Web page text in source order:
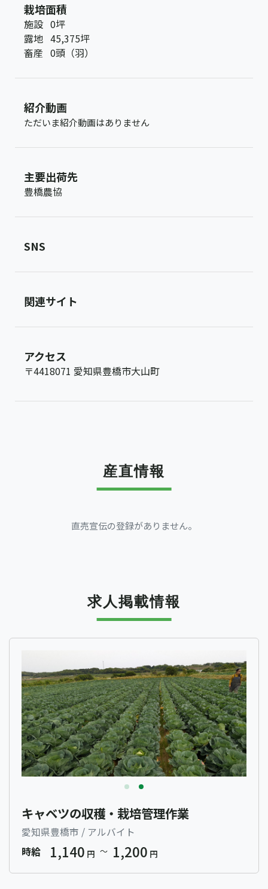
栽培面積
施設 0坪
露地 45,375坪
畜産 0頭（羽）
紹介動画
ただいま紹介動画はありません
主要出荷先
豊橋農協
SNS
関連サイト
アクセス
〒4418071 愛知県豊橋市大山町
産直情報
直売宣伝の登録がありません。
求人掲載情報
キャベツの収穫・栽培管理作業
愛知県豊橋市 / アルバイト
時給 1,140 円 〜 1,200 円